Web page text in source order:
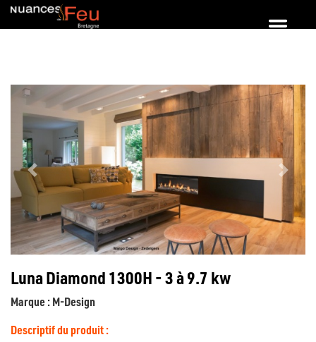
Luna Diamond 1300H - 3 à 9.7 kw
Marque : M-Design
Descriptif du produit :